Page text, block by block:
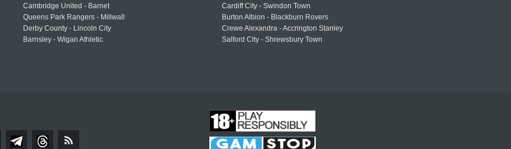
Cambridge United - Barnet
Queens Park Rangers - Millwall
Derby County - Lincoln City
Barnsley - Wigan Athletic
Cardiff City - Swindon Town
Burton Albion - Blackburn Rovers
Crewe Alexandra - Accrington Stanley
Salford City - Shrewsbury Town